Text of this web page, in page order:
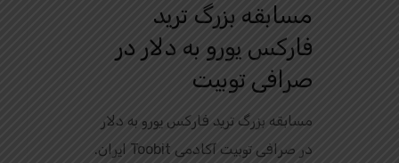
مسابقه بزرگ ترید
فارکس یورو به دلار در
صرافی توبیت
مسابقه بزرگ ترید فارکس یورو به دلار
در صرافی توبیت آکادمی Toobit ایران.